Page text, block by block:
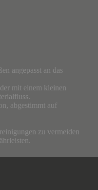
angepasst an das
mit einem kleinen
abgestimmt auf
zu vermeiden